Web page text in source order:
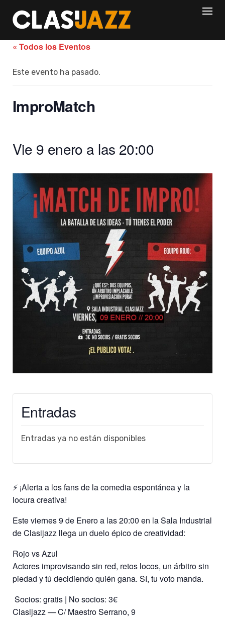
content
« Todos los Eventos
Este evento ha pasado.
ImproMatch
Vie 9 enero a las 20:00
Entradas
Entradas ya no están disponibles
⚡ ¡Alerta a los fans de la comedia espontánea y la
locura creativa!
Este viernes 9 de Enero a las 20:00 en la Sala Industrial
de Clasijazz llega un duelo épico de creatividad:
Rojo vs Azul
Actores improvisando sin red, retos locos, un árbitro sin
piedad y tú decidiendo quién gana. Sí, tu voto manda.
️ Socios: gratis | No socios: 3€
Clasijazz — C/ Maestro Serrano, 9